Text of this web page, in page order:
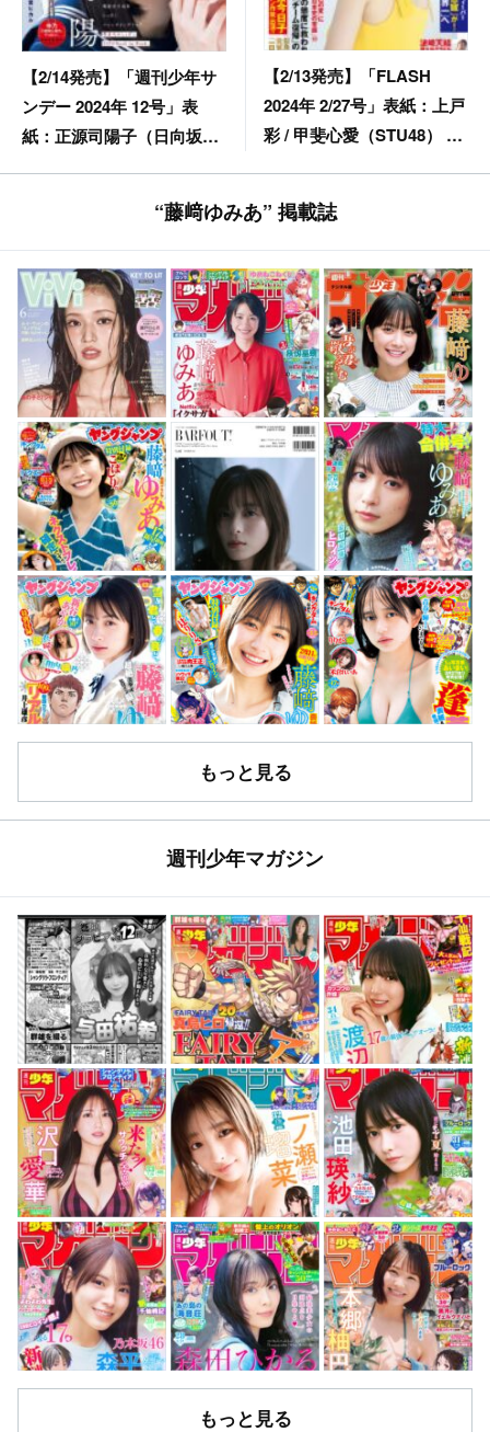
【2/14発売】「週刊少年サ
ンデー 2024年 12号」表
紙：正源司陽子（日向坂
【2/13発売】「FLASH
2024年 2/27号」表紙：上戸
彩 / 甲斐心愛（STU48） 逢
“藤﨑ゆみあ” 掲載誌
もっと見る
週刊少年マガジン
もっと見る